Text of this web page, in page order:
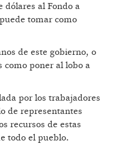
dólares al Fondo a
tomar como
de este gobierno, o
poner al lobo a
por los trabajadores
de representantes
recursos de estas
todo el pueblo.